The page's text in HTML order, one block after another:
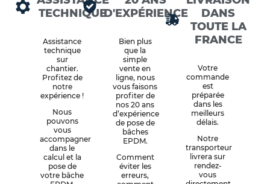
TECHNIQUE
Assistance
technique
sur
chantier.
Profitez de
notre
expérience !
Nous
pouvons
vous
accompagner
dans le
calcul et la
pose de
votre bâche
D'EXPÉRIENCE
Bien plus
que la
simple
vente en
ligne, nous
vous faisons
profiter de
nos 20 ans
d’expérience
de pose de
bâches
EPDM.
Comment
éviter les
erreurs,
DANS
TOUTE LA
FRANCE
Votre
commande
est
préparée
dans les
meilleurs
délais.
Notre
transporteur
livrera sur
rendez-
vous